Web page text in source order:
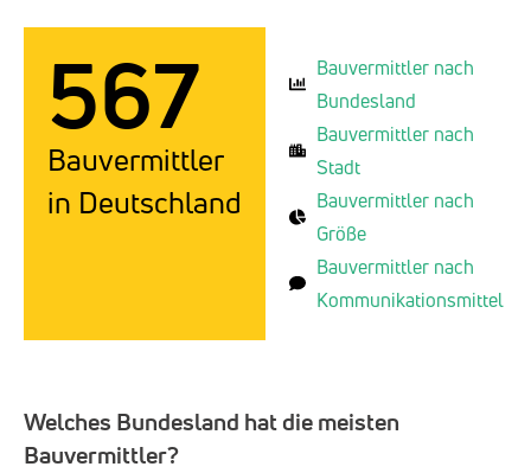
567
Bauvermittler
in Deutschland
Bauvermittler nach
Bundesland
Bauvermittler nach
Stadt
Bauvermittler nach
Größe
Bauvermittler nach
Kommunikationsmittel
Welches Bundesland hat die meisten
Bauvermittler?